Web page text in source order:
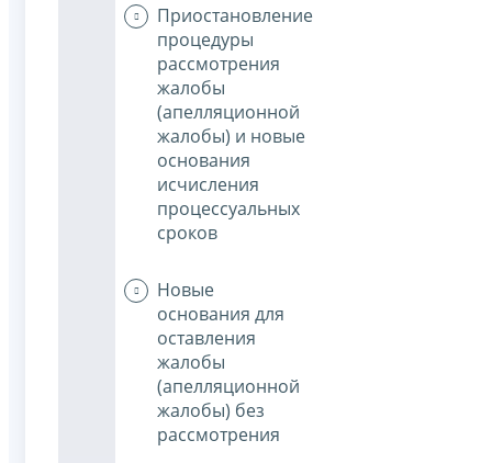
Приостановление
процедуры
рассмотрения
жалобы
(апелляционной
жалобы) и новые
основания
исчисления
процессуальных
сроков
Новые
основания для
оставления
жалобы
(апелляционной
жалобы) без
рассмотрения